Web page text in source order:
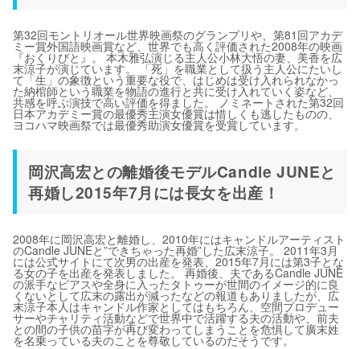
第32回モントリオール世界映画祭のグランプリや、第81回アカデ
ミー賞外国語映画賞など、世界でも高く評価された2008年の映画
『おくりびと』。 本木雅弘演じる主人公小林大悟の妻、美香を広
末涼子が演じています。 「死」を職業として扱う主人公にたいし
て「生」の象徴という重要な役で、はじめは受け入れられなかっ
た納棺師という職業を物語の進行と共に受け入れていく姿など、
共感を呼ぶ演技で高い評価を得ました。 ノミネートされた第32回
日本アカデミー賞の最優秀主演女優賞は惜しくも逃したものの、
ヨコハマ映画祭では最優秀助演女優賞を受賞しています。
岡沢高宏との離婚後モデルCandle JUNEと
再婚し2015年7月には長女を出産！
2008年に岡沢高宏と離婚し、2010年にはキャンドルアーティスト
のCandle JUNEと”できちゃった再婚”した広末涼子。 2011年3月
には公式サイトにて次男の出産を発表、2015年7月には第3子とな
る女の子を出産を発表しました。 再婚後、夫であるCandle JUNE
の派手なピアスや全身に入ったタトゥーが世間のイメージ的に良
くないとして広末の露出が減ったなどの報道もありましたが、広
末涼子本人はキャンドル作家としてはもちろん、空間プロデュー
サーやチャリティ活動などで世界中で活躍する夫の活動や、前夫
との間の子供の苗字が再び変わってしまうことを危惧して廣末姓
を名乗っている夫のことを尊敬しているのだそうです。